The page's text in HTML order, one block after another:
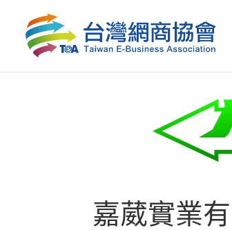
嘉葳實業